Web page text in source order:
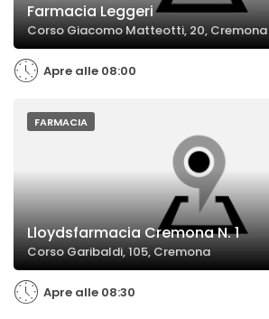
Farmacia Leggeri
Corso Giacomo Matteotti, 20, Cremona
Apre alle 08:00
FARMACIA
Lloydsfarmacia Cremona N. 1
Corso Garibaldi, 105, Cremona
Apre alle 08:30